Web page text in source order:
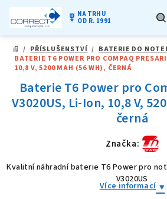
obsah
military_tech NA TRHU
OD R. 1991
DOMŮ
/ PŘÍSLUŠENSTVÍ / BATERIE DO
BATERIE T6 POWER PRO COMPAQ
10,8 V, 5200 MAH (56 WH), ČERNÁ
Baterie T6 Power pro
V3020US, Li-Ion, 10,8 V,
černá
Značka:
Kvalitní náhradní baterie T6 Power pro
V3020US
Více informací